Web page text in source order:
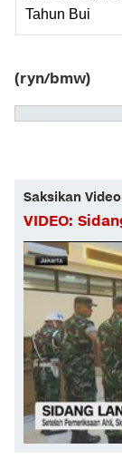
Tahun Bui
(ryn/bmw)
Saksikan
VIDEO: